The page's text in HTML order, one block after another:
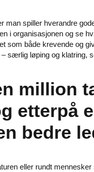
man spiller hverandre
i organisasjonen og se
som både krevende og
særlig løping og klatring,
million
etterpå
bedre
eller rundt